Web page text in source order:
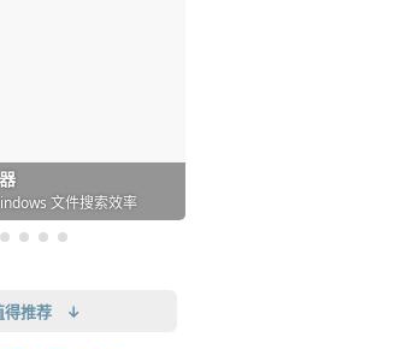
工具 文件搜索效率
理/美化神器
不再凌乱！
机
(支持 M 芯片)
神器 (Mac)
谁用谁知道
编辑器
Win / Mac
得推荐 ↓